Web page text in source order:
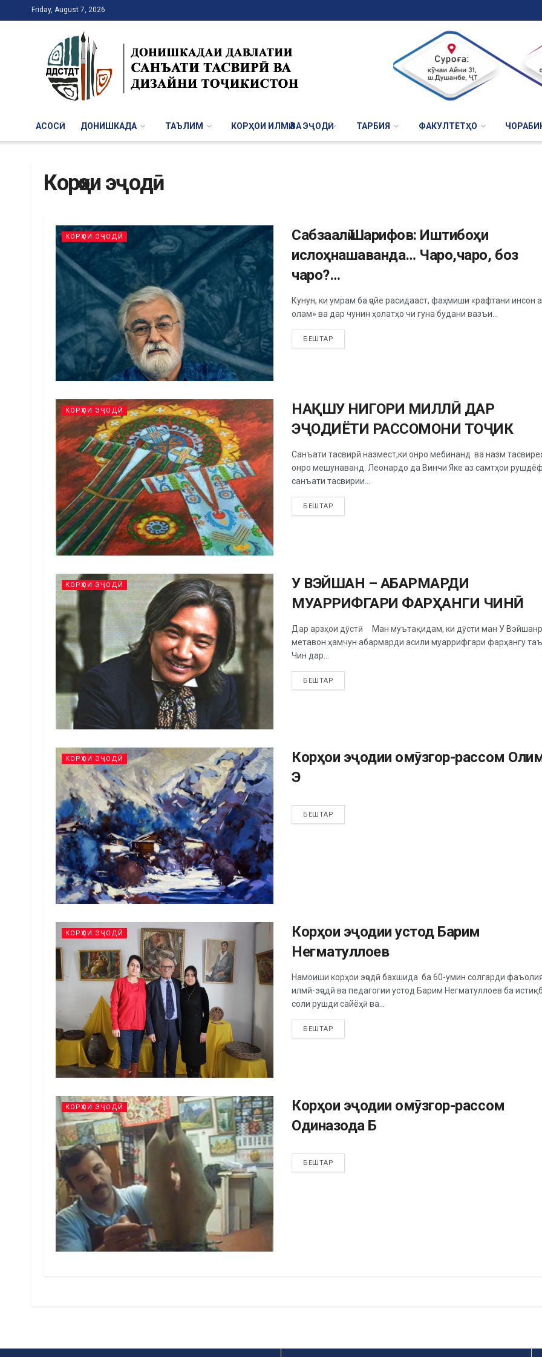
Friday, August 7, 2026
АСОСӢ ДОНИШКАДА ТАЪЛИМ КОРҲОИ ИЛМӢ ВА ЭҶОДӢ ТАРБИЯ ФАКУЛТЕТҲО
Корҳои эҷодӣ
КОРҲОИ ЭҶОДӢ
Сабзаалӣ Шарифов: Иштибоҳи
ислоҳнашаванда… Чаро,чаро, боз
чаро?…
Кунун, ки умрам ба ҷойе расидааст, фаҳмиши «рафтани инсон
олам» ва дар чунин ҳолатҳо чи гуна будани вазъи...
БЕШТАР
КОРҲОИ ЭҶОДӢ
НАҚШУ НИГОРИ МИЛЛӢ ДАР
ЭҶОДИЁТИ РАССОМОНИ ТОҶИК
Санъати тасвирӣ назмест,ки онро мебинанд ва назм
онро мешунаванд. Леонардо да Винчи Яке аз самтҳои
санъати тасвирии...
БЕШТАР
КОРҲОИ ЭҶОДӢ
У ВЭЙШАН – АБАРМАРДИ
МУАРРИФГАРИ ФАРҲАНГИ ЧИНӢ
Дар арзҳои дӯстӣ Ман муътақидам, ки дӯсти ман У
метавон ҳамчун абармарди асили муаррифгари фарҳангу
Чин дар...
БЕШТАР
КОРҲОИ ЭҶОДӢ
Корҳои эҷодии омӯзгор-рассом
Э
БЕШТАР
КОРҲОИ ЭҶОДӢ
Корҳои эҷодии устод Барим
Негматуллоев
Намоиши корҳои эҷодӣ бахшида ба 60-умин солгарди
илмӣ-эҷодӣ ва педагогии устод Барим Негматуллоев ба
соли рушди сайёҳӣ ва...
БЕШТАР
КОРҲОИ ЭҶОДӢ
Корҳои эҷодии омӯзгор-рассом
Одиназода Б
БЕШТАР